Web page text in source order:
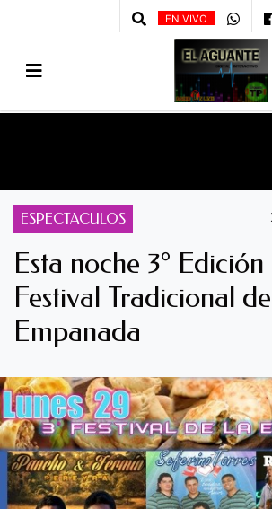
EN VIVO
ESPECTACULOS
Esta noche 3° Edición
Festival Tradicional
Empanada